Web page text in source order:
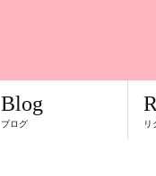
Blog
ブログ リ